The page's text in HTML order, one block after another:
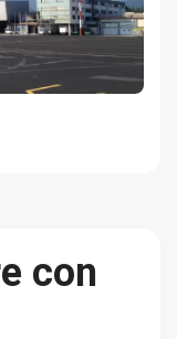
con